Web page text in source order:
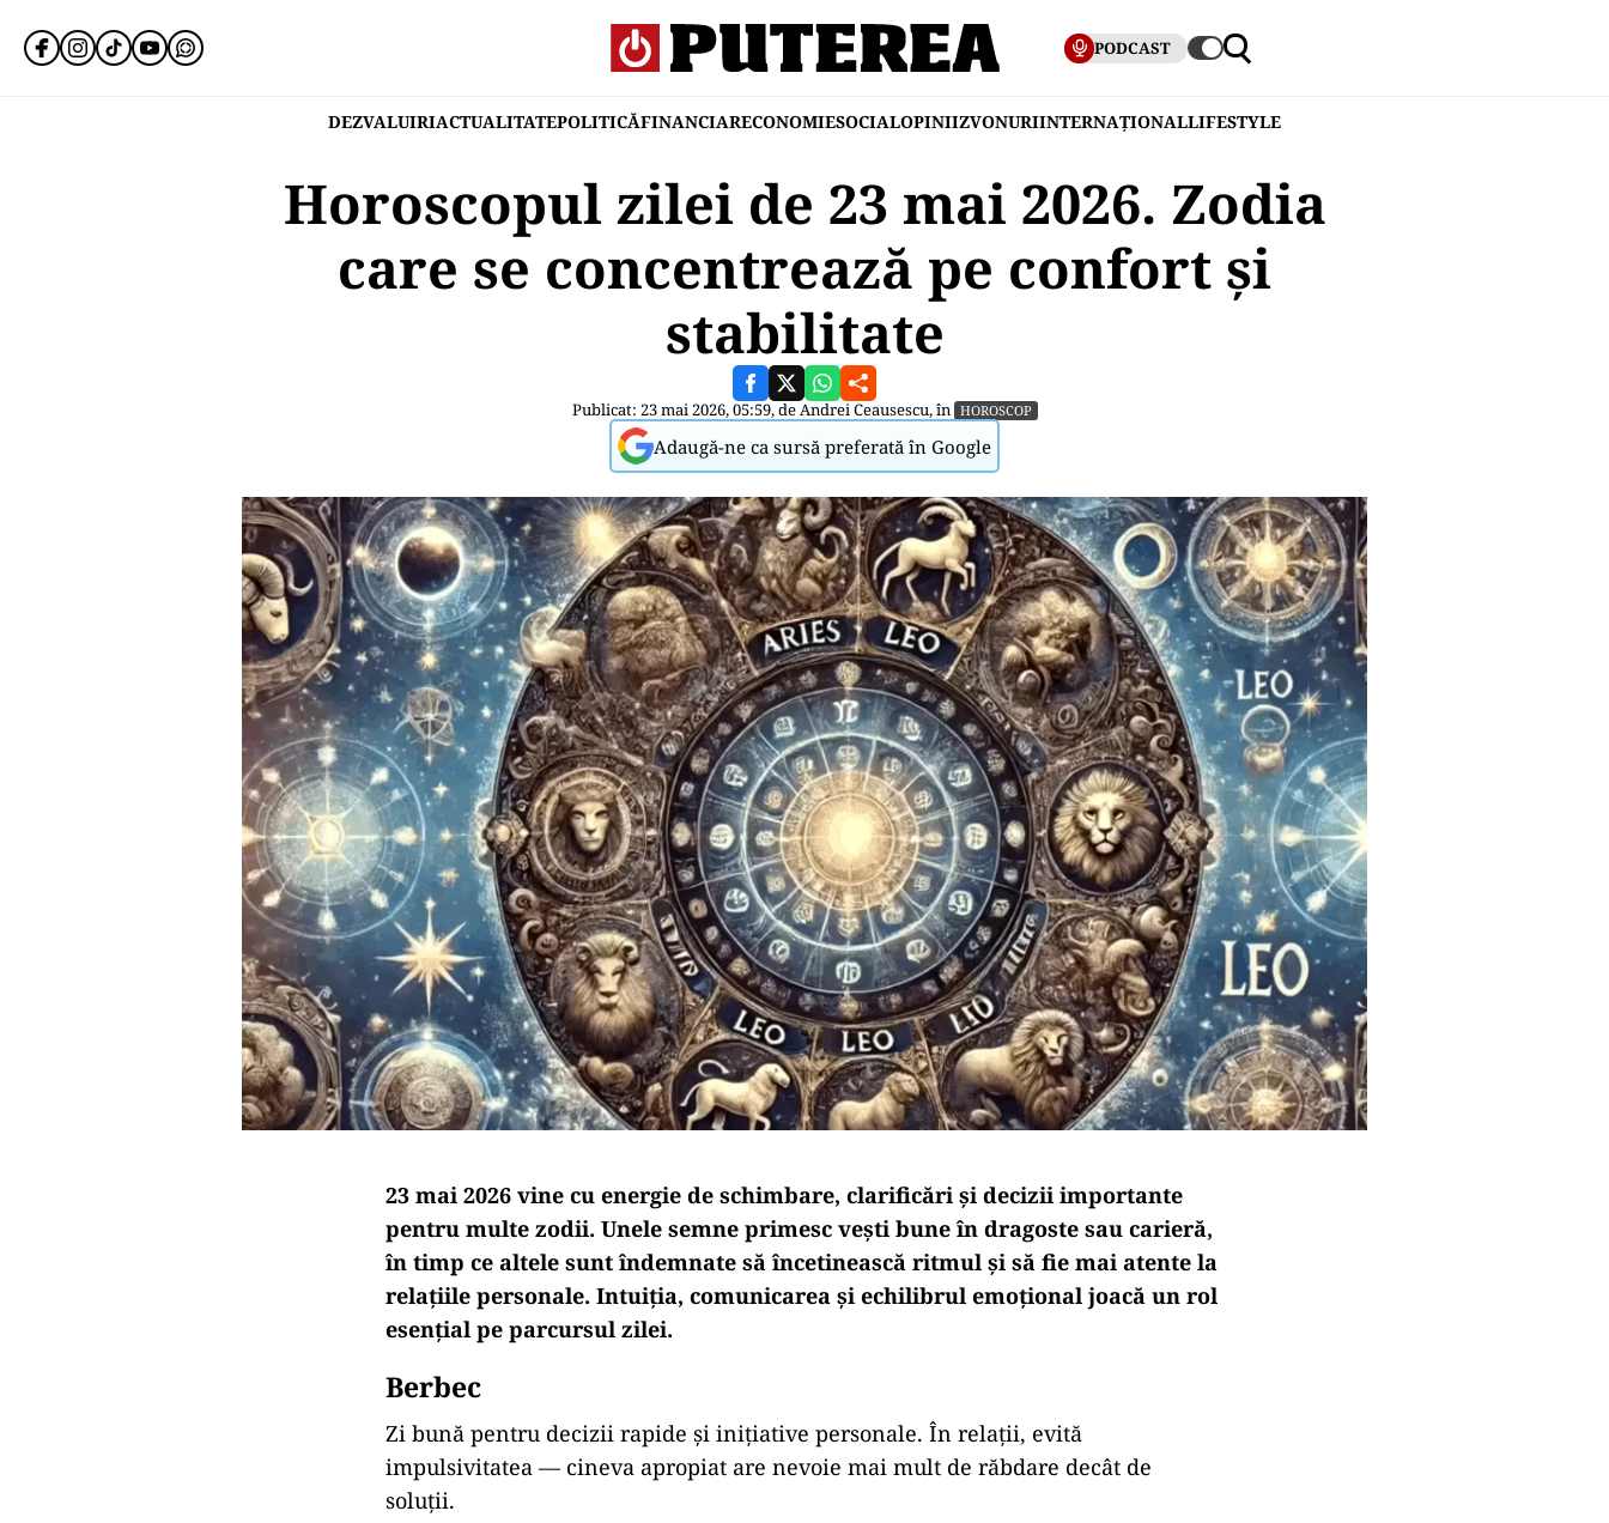
PODCAST
DEZVALUIRIACTUALITATEPOLITICĂFINANCIARECONOMIESOCIALOPINIIZVONURIINTERNAȚIONALLIFESTYLE
Horoscopul zilei de 23 mai 2026. Zodia
care se concentrează pe confort și
stabilitate
Publicat: 23 mai 2026, 05:59, deAndrei Ceausescu, în HOROSCOP
Adaugă-ne ca sursă preferată în Google
23 mai 2026 vine cu energie de schimbare, clarificări și decizii importante
pentru multe zodii. Unele semne primesc vești bune în dragoste sau carieră,
în timp ce altele sunt îndemnate să încetinească ritmul și să fie mai atente la
relațiile personale. Intuiția, comunicarea și echilibrul emoțional joacă un rol
esențial pe parcursul zilei.
Berbec
Zi bună pentru decizii rapide și inițiative personale. În relații, evită
impulsivitatea — cineva apropiat are nevoie mai mult de răbdare decât de
soluții.